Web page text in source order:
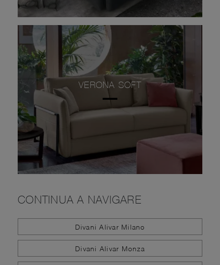
VERONA SOFT
CONTINUA A NAVIGARE
Divani Alivar Milano
Divani Alivar Monza